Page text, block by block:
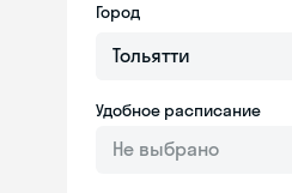
Город
Удобное расписание
Не выбрано